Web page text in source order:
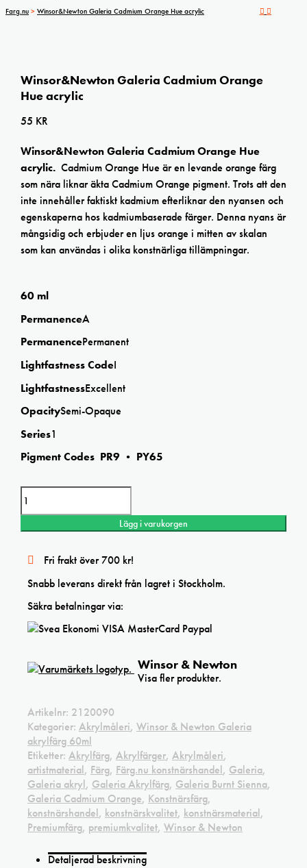
Farg.nu > Winsor&Newton Galeria Cadmium Orange Hue acrylic
Winsor&Newton Galeria Cadmium Orange
Hue acrylic
55 KR
Winsor&Newton Galeria Cadmium Orange Hue
acrylic. Cadmium Orange Hue är en levande orange färg
som nära liknar äkta Cadmium Orange pigment. Trots att den
inte innehåller faktiskt kadmium efterliknar den nyansen och
egenskaperna hos kadmiumbaserade färger. Denna nyans är
mångsidig och erbjuder en ljus orange i mitten av skalan
som kan användas i olika konstnärliga tillämpningar.
60 ml
PermanenceA
PermanencePermanent
Lightfastness CodeI
LightfastnessExcellent
OpacitySemi-Opaque
Series1
Pigment Codes PR9 • PY65
Lägg i varukorgen
Fri frakt över 700 kr!
Snabb leverans direkt från lagret i Stockholm.
Säkra betalningar via:
Winsor & Newton
Visa fler produkter.
Artikelnr: 2120090
Kategorier: Akrylmåleri, Winsor & Newton Galeria
akrylfärg 60ml
Etiketter: Akrylfärg, Akrylfärger, Akrylmåleri,
artistmaterial, Färg, Färg.nu konstnärshandel, Galeria,
Galeria akryl, Galeria Akrylfärg, Galeria Burnt Sienna,
Galeria Cadmium Orange, Konstnärsfärg,
konstnärshandel, konstnärskvalitet, konstnärsmaterial,
Premiumfärg, premiumkvalitet, Winsor & Newton
Detaljerad beskrivning